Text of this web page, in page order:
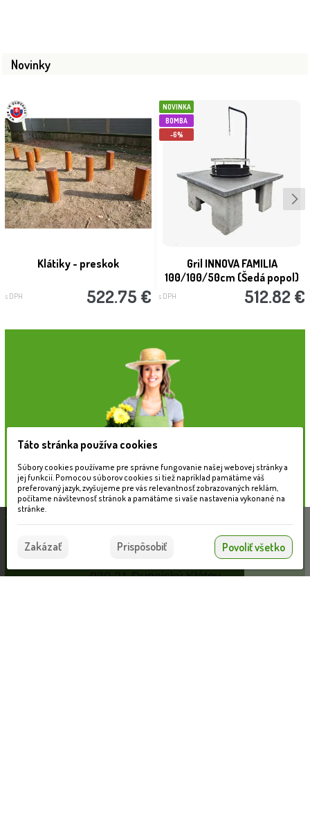
Novinky
Klátiky - preskok
s DPH 522.75 €
NOVINKA
BOMBA
-6%
Gril INNOVA FAMILIA
100/100/50cm (Šedá popol)
s DPH 512.82 €
Firemné informácie
MAX GARDEN s.r.o.
930 21 Dunajský Klátov
Táto stránka používa súbory cookies, ktoré nám
pomáhajú poskytovať služby. Používaním našich
služieb vyjadrujete súhlas s používaním súborov
Súhlasím
Táto stránka používa cookies
Súbory cookies používame pre správne fungovanie našej webovej stránky a
jej funkcií. Pomocou súborov cookies si tiež napríklad pamätáme váš
preferovaný jazyk, zvyšujeme pre vás relevantnosť zobrazovaných reklám,
počítame návštevnosť stránok a pamätáme si vaše nastavenia vykonané na
stránke.
Zakázať Prispôsobiť Povoliť všetko